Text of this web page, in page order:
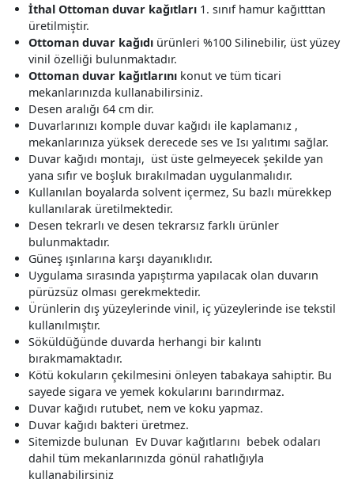
İthal Ottoman duvar kağıtları 1. sınıf hamur kağıtttan
üretilmiştir.
Ottoman duvar kağıdı ürünleri %100 Silinebilir, üst yüzey
vinil özelliği bulunmaktadır.
Ottoman duvar kağıtlarını konut ve tüm ticari
mekanlarınızda kullanabilirsiniz.
Desen aralığı 64 cm dir.
Duvarlarınızı komple duvar kağıdı ile kaplamanız ,
mekanlarınıza yüksek derecede ses ve Isı yalıtımı sağlar.
Duvar kağıdı montajı, üst üste gelmeyecek şekilde yan
yana sıfır ve boşluk bırakılmadan uygulanmalıdır.
Kullanılan boyalarda solvent içermez, Su bazlı mürekkep
kullanılarak üretilmektedir.
Desen tekrarlı ve desen tekrarsız farklı ürünler
bulunmaktadır.
Güneş ışınlarına karşı dayanıklıdır.
Uygulama sırasında yapıştırma yapılacak olan duvarın
pürüzsüz olması gerekmektedir.
Ürünlerin dış yüzeylerinde vinil, iç yüzeylerinde ise tekstil
kullanılmıştır.
Söküldüğünde duvarda herhangi bir kalıntı
bırakmamaktadır.
Kötü kokuların çekilmesini önleyen tabakaya sahiptir. Bu
sayede sigara ve yemek kokularını barındırmaz.
Duvar kağıdı rutubet, nem ve koku yapmaz.
Duvar kağıdı bakteri üretmez.
Sitemizde bulunan Ev Duvar kağıtlarını bebek odaları
dahil tüm mekanlarınızda gönül rahatlığıyla
kullanabilirsiniz